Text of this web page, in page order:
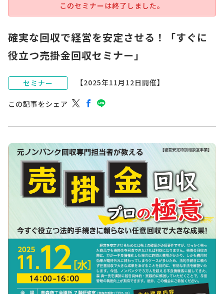
このセミナーは終了しました。
確実な回収で経営を安定させる！「すぐに
役立つ売掛金回収セミナー」
セミナー 【2025年11月12日開催】
この記事をシェア